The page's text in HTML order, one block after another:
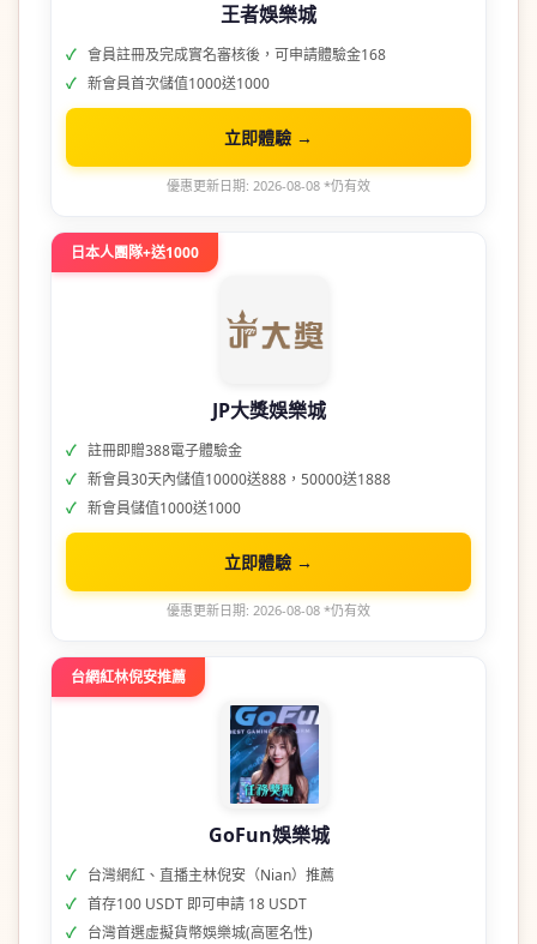
王者娛樂城
會員註冊及完成實名審核後，可申請體驗金168
新會員首次儲值1000送1000
立即體驗 →
優惠更新日期: 2026-08-08 *仍有效
日本人團隊+送1000
JP大獎娛樂城
註冊即贈388電子體驗金
新會員30天內儲值10000送888，50000送1888
新會員儲值1000送1000
立即體驗 →
優惠更新日期: 2026-08-08 *仍有效
台網紅林倪安推薦
GoFun娛樂城
台灣網紅、直播主林倪安（Nian）推薦
首存100 USDT 即可申請 18 USDT
台灣首選虛擬貨幣娛樂城(高匿名性)